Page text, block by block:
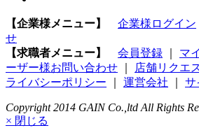
【企業様メニュー】 企業様ログイン
せ
【求職者メニュー】
会員登録 マ
ーザー様お問い合わせ
店舗リクエ
ライバシーポリシー
運営会社 サ
Copyright 2014 GAIN Co.,ltd All Rights
× 閉じる